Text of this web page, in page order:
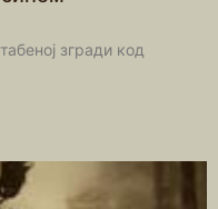
згради код